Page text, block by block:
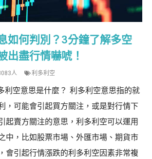
如何判別？3分鐘了解多空
出盡行情嚇唬！
人 利多利空
利空意思是什麼？ 利多利空意思指的就
，可能會引起買方關注，或是對行情下
起賣方關注的意思，利多利空可以運用
中，比如股票市場、外匯市場、期貨市
會引起行情漲跌的利多利空因素非常複